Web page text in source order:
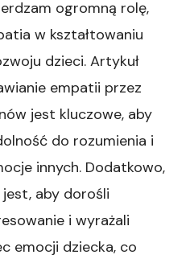
ogromną rolę,
w kształtowaniu
dzieci. Artykuł
empatii przez
jest kluczowe, aby
do rozumienia i
innych. Dodatkowo,
jest, aby dorośli
i wyrażali
emocji dziecka, co